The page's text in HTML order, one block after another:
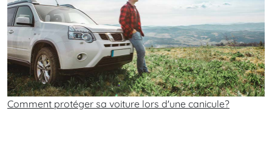
Comment protéger sa voiture lors d'une canicule?